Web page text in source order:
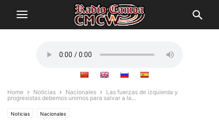
Home Noticias Nacionales
Las fuerzas de izquierda y
progresistas debemos unirnos para salvar a la...
Noticias Nacionales